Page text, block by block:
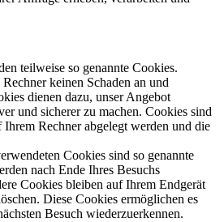
teilweise so genannte Cookies.
keinen Schaden an und
dienen dazu, unser Angebot
und sicherer zu machen. Cookies sind
Rechner abgelegt werden und die
Cookies sind so genannte
nach Ende Ihres Besuchs
Cookies bleiben auf Ihrem Endgerät
Diese Cookies ermöglichen es
Besuch wiederzuerkennen.